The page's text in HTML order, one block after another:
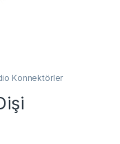
Konnektörler